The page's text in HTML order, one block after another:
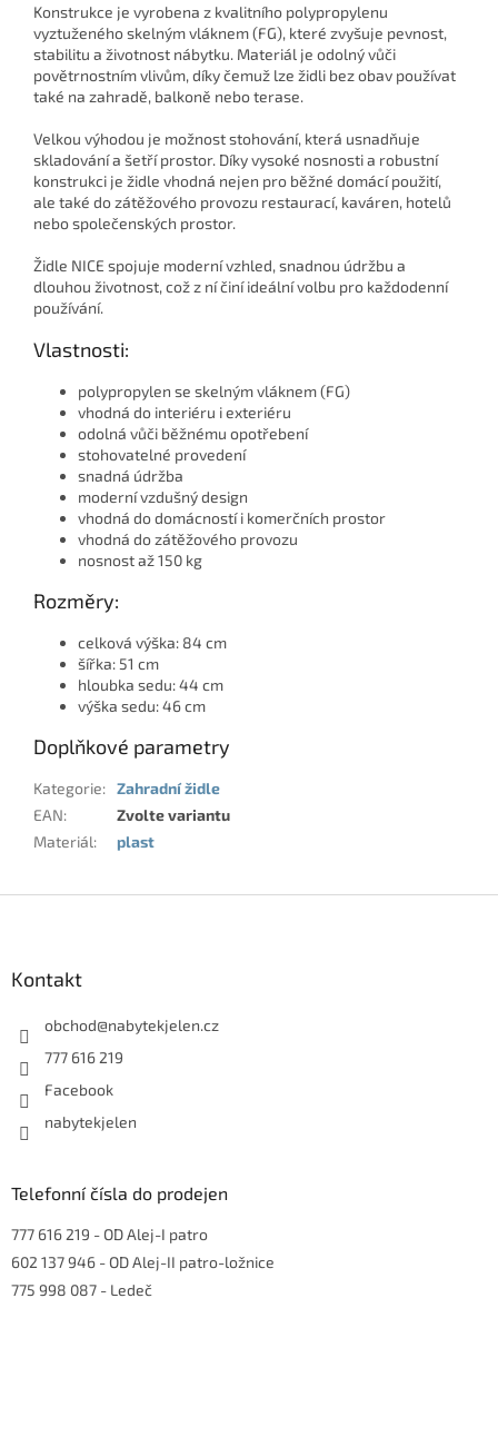
Konstrukce je vyrobena z kvalitního polypropylenu
vyztuženého skelným vláknem (FG), které zvyšuje pevnost,
stabilitu a životnost nábytku. Materiál je odolný vůči
povětrnostním vlivům, díky čemuž lze židli bez obav používat
také na zahradě, balkoně nebo terase.
Velkou výhodou je možnost stohování, která usnadňuje
skladování a šetří prostor. Díky vysoké nosnosti a robustní
konstrukci je židle vhodná nejen pro běžné domácí použití,
ale také do zátěžového provozu restaurací, kaváren, hotelů
nebo společenských prostor.
Židle NICE spojuje moderní vzhled, snadnou údržbu a
dlouhou životnost, což z ní činí ideální volbu pro každodenní
používání.
Vlastnosti:
polypropylen se skelným vláknem (FG)
vhodná do interiéru i exteriéru
odolná vůči běžnému opotřebení
stohovatelné provedení
snadná údržba
moderní vzdušný design
vhodná do domácností i komerčních prostor
vhodná do zátěžového provozu
nosnost až 150 kg
Rozměry:
celková výška: 84 cm
šířka: 51 cm
hloubka sedu: 44 cm
výška sedu: 46 cm
Doplňkové parametry
Kategorie: Zahradní židle
EAN:
Zvolte variantu
Materiál: plast
Kontakt
obchod@nabytekjelen.cz
777 616 219
Facebook
nabytekjelen
Telefonní čísla do prodejen
777 616 219 - OD Alej-I patro
602 137 946 - OD Alej-II patro-ložnice
775 998 087 - Ledeč